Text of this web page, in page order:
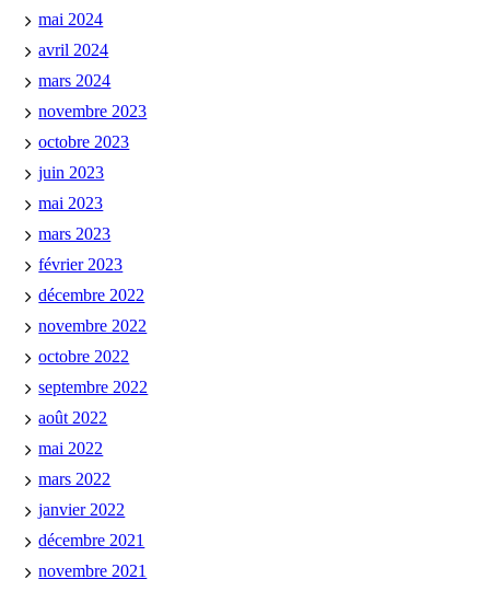
mai 2024
avril 2024
mars 2024
novembre 2023
octobre 2023
juin 2023
mai 2023
mars 2023
février 2023
décembre 2022
novembre 2022
octobre 2022
septembre 2022
août 2022
mai 2022
mars 2022
janvier 2022
décembre 2021
novembre 2021